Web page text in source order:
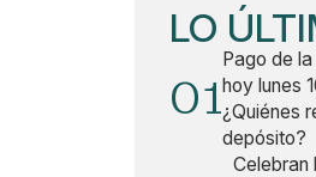
LO
01
Pago de
hoy lunes
¿Quiénes
depósito?
Celebran